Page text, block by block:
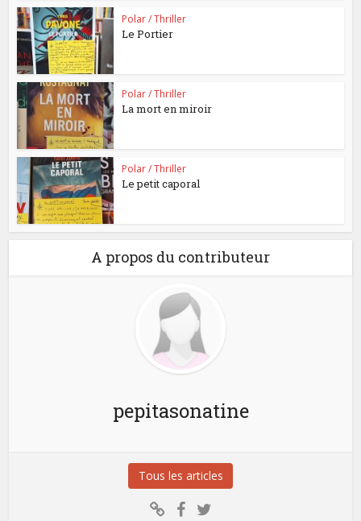
Polar / Thriller
Le Portier
Polar / Thriller
La mort en miroir
Polar / Thriller
Le petit caporal
A propos du contributeur
pepitasonatine
Tous les articles